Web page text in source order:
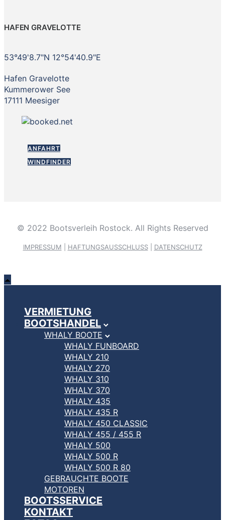
HAFEN GRAVELOTTE
53°49'8.7"N 12°54'40.9"E
Hafen Gravelotte
Kummerower See
17111 Meesiger
ANFAHRT
WINDFINDER
© 2022 Bootsverleih Rostock. All Rights Reserved
IMPRESSUM HAFTUNGSAUSSCHLUSS| DATENSCHUTZ
VERMIETUNG
BOOTSHANDEL
WHALY BOOTE
WHALY FUNBOARD
WHALY 210
WHALY 270
WHALY 310
WHALY 370
WHALY 435
WHALY 435 R
WHALY 450 CLASSIC
WHALY 455 / 455 R
WHALY 500
WHALY 500 R
WHALY 500 R 80
GEBRAUCHTE BOOTE
MOTOREN
BOOTSSERVICE
KONTAKT